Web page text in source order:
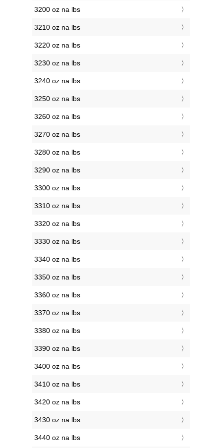
3200 oz na lbs
3210 oz na lbs
3220 oz na lbs
3230 oz na lbs
3240 oz na lbs
3250 oz na lbs
3260 oz na lbs
3270 oz na lbs
3280 oz na lbs
3290 oz na lbs
3300 oz na lbs
3310 oz na lbs
3320 oz na lbs
3330 oz na lbs
3340 oz na lbs
3350 oz na lbs
3360 oz na lbs
3370 oz na lbs
3380 oz na lbs
3390 oz na lbs
3400 oz na lbs
3410 oz na lbs
3420 oz na lbs
3430 oz na lbs
3440 oz na lbs